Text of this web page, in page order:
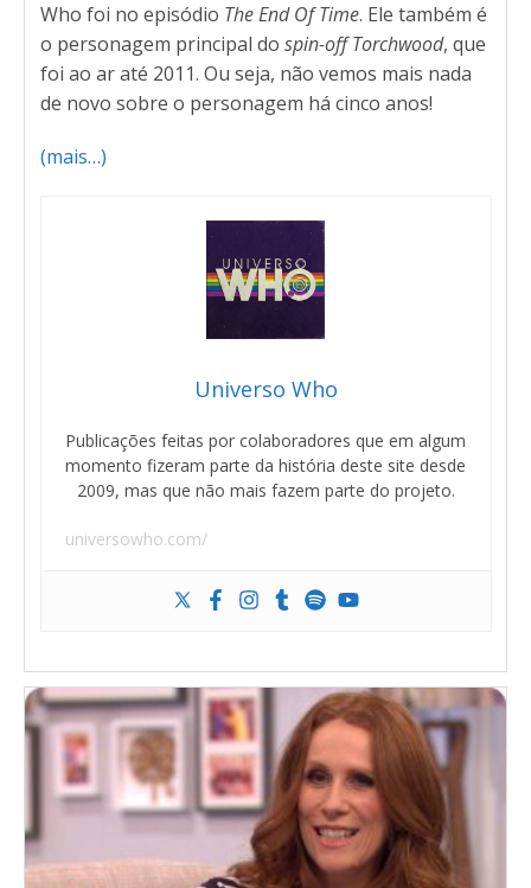
Who foi no episódio The End Of Time. Ele também é
o personagem principal do spin-off Torchwood, que
foi ao ar até 2011. Ou seja, não vemos mais nada
de novo sobre o personagem há cinco anos!
(mais…)
Universo Who
Publicações feitas por colaboradores que em algum
momento fizeram parte da história deste site desde
2009, mas que não mais fazem parte do projeto.
universowho.com/